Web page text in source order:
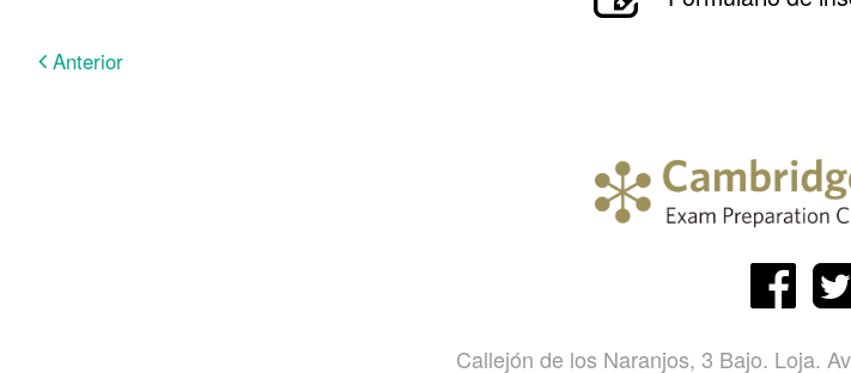
Anterior
Callejón de los Naranjos, 3 Bajo. Loja.